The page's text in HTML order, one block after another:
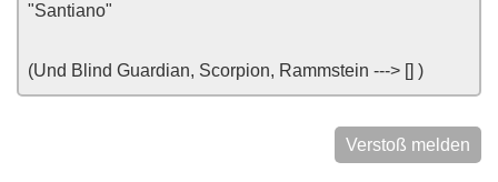
"Santiano"
(Und Blind Guardian, Scorpion, Rammstein ---> [] )
Verstoß melden